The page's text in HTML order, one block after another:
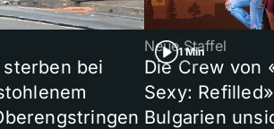
bei
1 Min
Neue Staffel
Die Crew von
Sexy:
Bulgarien